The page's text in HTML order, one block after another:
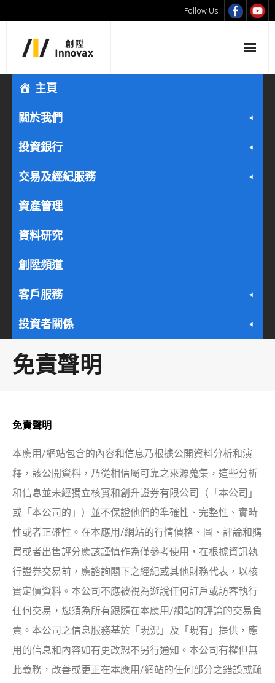
Follow Us
主頁
關於我們
投資銀行
交易及經紀服務
資產管理
資料研究
創陞頻道
客戶服務
投資者關係
免責聲明
免責聲明
本應用/網站包含的內容和信息乃根據公開資料分析和演
釋，該公開資料，乃從相信屬可靠之來源蒐集，這些分析
和信息並未經獨立核實和創升證券有限公司（「本公司」
或「本公司的」）並不保證他們的準確性、完整性、實時
性或者正確性。在本應用/網站的行情價格、圖、評論和購
買或者出售評分應該謹慎作為僅參考使用，在根據資訊執
行證券交易前，應諮詢閣下之經紀或其他財務代表，以核
實定價資料。本公司不應被視為遊說任何訂戶或訪客執行
任何交易，您須為所有跟隨在本應用/網站的評論的交易負
責。本公司之信息服務基於「現況」及「現有」提供，應
用的信息和內容如有更改恕不另行通知。本公司有權但無
此義務，改善或更正在本應用/網站的任何部分之錯誤或疏